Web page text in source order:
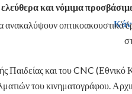
ελεύθερα και νόμιμα
οπτικοακουστικά
Παιδείας και του CNC
του κινηματογράφου.